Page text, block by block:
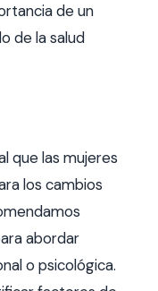
de un
de la salud
que las mujeres
los cambios
abordar
o psicológica.